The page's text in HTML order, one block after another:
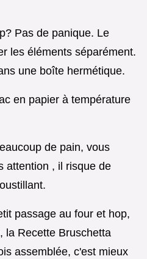
Pas de panique. Le
les éléments séparément.
une boîte hermétique.
en papier à température
de pain, vous
attention , il risque de
passage au four et hop,
la Recette Bruschetta
assemblée, c'est mieux